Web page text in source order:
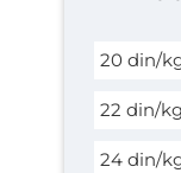
20 din/
22 din/kg
24 din/